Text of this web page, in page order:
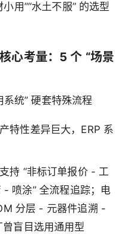
用”“水土不服” 的选型
心考量：5 个 “场景
统” 硬套特殊流程
特性差异巨大，ERP 系
持 “非标订单报价 - 工
喷涂” 全流程追踪；电
分层 - 元器件追溯 -
盲目选用通用型